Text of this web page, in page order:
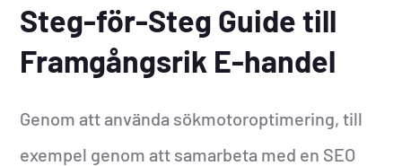
Steg-för-Steg Guide till
Framgångsrik E-handel
Genom att använda sökmotoroptimering, till
exempel genom att samarbeta med en SEO